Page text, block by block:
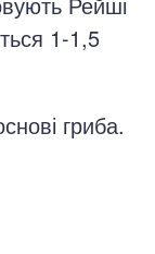
1-1,5
гриба.